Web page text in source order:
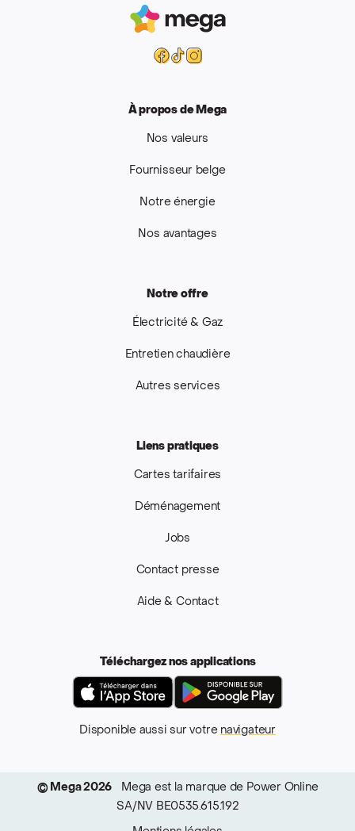
Mega
Facebook
Tiktok
Instagram
À propos de Mega
Nos valeurs
Fournisseur belge
Notre énergie
Nos avantages
Notre offre
Électricité & Gaz
Entretien chaudière
Autres services
Liens pratiques
Cartes tarifaires
Déménagement
Jobs
Contact presse
Aide & Contact
Téléchargez nos applications
App Store
Disponible aussi sur votre navigateur
© Mega 2026
Mega est la marque de Power Online
SA/NV BE0535.615.192